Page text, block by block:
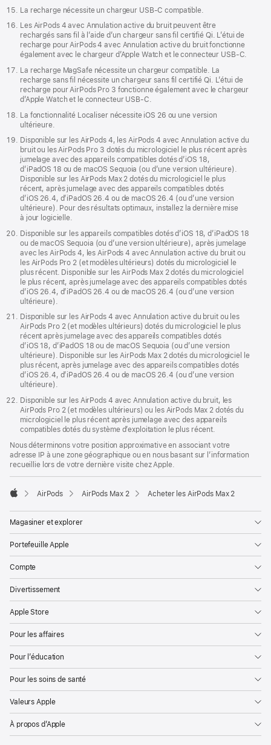
La recharge nécessite un chargeur USB-C compatible.
Les AirPods 4 avec Annulation active du bruit peuvent être
rechargés sans fil à l’aide d’un chargeur sans fil certifié Qi. L’étui de
recharge pour AirPods 4 avec Annulation active du bruit fonctionne
également avec le chargeur d’Apple Watch et le connecteur USB-C.
La recharge MagSafe nécessite un chargeur compatible. La
recharge sans fil nécessite un chargeur sans fil certifié Qi. L’étui de
recharge pour AirPods Pro 3 fonctionne également avec le chargeur
d’Apple Watch et le connecteur USB-C.
La fonctionnalité Localiser nécessite iOS 26 ou une version
ultérieure.
Disponible sur les AirPods 4, les AirPods 4 avec Annulation active du
bruit ou les AirPods Pro 3 dotés du micrologiciel le plus récent après
jumelage avec des appareils compatibles dotés d’iOS 18,
d’iPadOS 18 ou de macOS Sequoia (ou d’une version ultérieure).
Disponible sur les AirPods Max 2 dotés du micrologiciel le plus
récent, après jumelage avec des appareils compatibles dotés
d’iOS 26.4, d’iPadOS 26.4 ou de macOS 26.4 (ou d’une version
ultérieure). Pour des résultats optimaux, installez la dernière mise
à jour logicielle.
Disponible sur les appareils compatibles dotés d’iOS 18, d’iPadOS 18
ou de macOS Sequoia (ou d’une version ultérieure), après jumelage
avec les AirPods 4, les AirPods 4 avec Annulation active du bruit ou
les AirPods Pro 2 (et modèles ultérieurs) dotés du micrologiciel le
plus récent. Disponible sur les AirPods Max 2 dotés du micrologiciel
le plus récent, après jumelage avec des appareils compatibles dotés
d’iOS 26.4, d’iPadOS 26.4 ou de macOS 26.4 (ou d’une version
ultérieure).
Disponible sur les AirPods 4 avec Annulation active du bruit ou les
AirPods Pro 2 (et modèles ultérieurs) dotés du micrologiciel le plus
récent après jumelage avec des appareils compatibles dotés
d’iOS 18, d’iPadOS 18 ou de macOS Sequoia (ou d’une version
ultérieure). Disponible sur les AirPods Max 2 dotés du micrologiciel le
plus récent, après jumelage avec des appareils compatibles dotés
d’iOS 26.4, d’iPadOS 26.4 ou de macOS 26.4 (ou d’une version
ultérieure).
Disponible sur les AirPods 4 avec Annulation active du bruit, les
AirPods Pro 2 (et modèles ultérieurs) ou les AirPods Max 2 dotés du
micrologiciel le plus récent après jumelage avec des appareils
compatibles dotés du système d’exploitation le plus récent.
Nous déterminons votre position approximative en associant votre
adresse IP à une zone géographique ou en nous basant sur l’information
recueillie lors de votre dernière visite chez Apple.
AirPods AirPods Max 2 Acheter les AirPods Max 2
Magasiner et explorer
Portefeuille Apple
Compte
Divertissement
Apple Store
Pour les affaires
Pour l’éducation
Pour les soins de santé
Valeurs Apple
À propos d’Apple